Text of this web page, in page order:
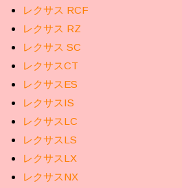
レクサス RCF
レクサス RZ
レクサス SC
レクサスCT
レクサスES
レクサスIS
レクサスLC
レクサスLS
レクサスLX
レクサスNX